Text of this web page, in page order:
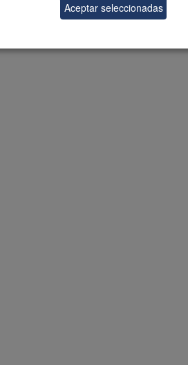
Aceptar seleccionadas